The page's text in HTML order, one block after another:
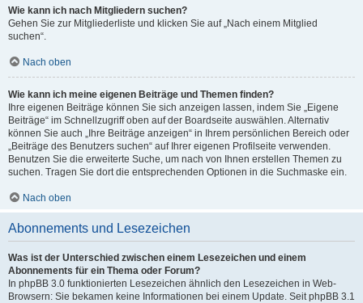
Wie kann ich nach Mitgliedern suchen?
Gehen Sie zur Mitgliederliste und klicken Sie auf „Nach einem Mitglied
suchen“.
Nach oben
Wie kann ich meine eigenen Beiträge und Themen finden?
Ihre eigenen Beiträge können Sie sich anzeigen lassen, indem Sie „Eigene
Beiträge“ im Schnellzugriff oben auf der Boardseite auswählen. Alternativ
können Sie auch „Ihre Beiträge anzeigen“ in Ihrem persönlichen Bereich oder
„Beiträge des Benutzers suchen“ auf Ihrer eigenen Profilseite verwenden.
Benutzen Sie die erweiterte Suche, um nach von Ihnen erstellen Themen zu
suchen. Tragen Sie dort die entsprechenden Optionen in die Suchmaske ein.
Nach oben
Abonnements und Lesezeichen
Was ist der Unterschied zwischen einem Lesezeichen und einem
Abonnements für ein Thema oder Forum?
In phpBB 3.0 funktionierten Lesezeichen ähnlich den Lesezeichen in Web-
Browsern: Sie bekamen keine Informationen bei einem Update. Seit phpBB 3.1